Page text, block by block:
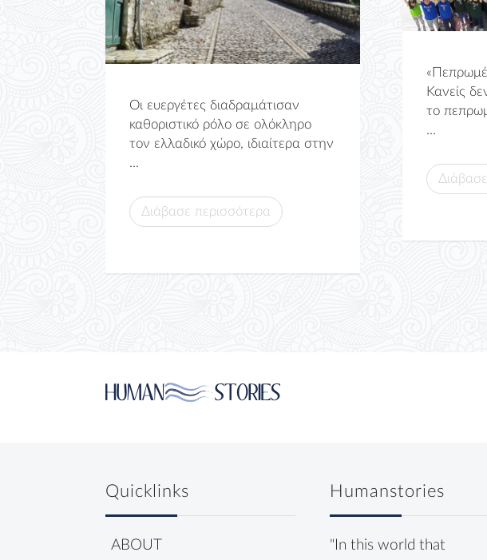
Οι ευεργέτες διαδραμάτισαν
καθοριστικό ρόλο σε ολόκληρο
τον ελλαδικό χώρο, ιδιαίτερα στην
...
Διάβασε περισσότερα
Κανείς
το
...
Quicklinks
ABOUT
Humanstories
"In this world that